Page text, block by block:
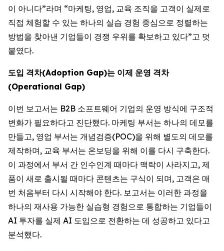
이 아니다”라며 “마케팅, 영업, 교육 조직을 고객이 실제로
직접 체험할 수 있는 하나의 실습 경험 중심으로 정렬하는
방법을 찾아낸 기업들이 경쟁 우위를 확보하고 있다”고 덧
붙였다.
도입 격차(Adoption Gap)는 이제 운영 격차
(Operational Gap)
이번 보고서는 B2B 소프트웨어 기업의 운영 방식에 구조적
변화가 필요하다고 진단했다. 마케팅 부서는 하나의 데모를
만들고, 영업 부서는 개념검증(POC)을 위해 별도의 데모를
제작하며, 교육 부서는 온보딩을 위해 이를 다시 구축한다.
이 과정에서 부서 간 인수인계 때마다 맥락이 사라지고, 제
품이 새로 출시될 때마다 콘텐츠는 구식이 되며, 고객은 매
번 처음부터 다시 시작해야 한다. 보고서는 이러한 과정을
하나의 재사용 가능한 실습형 경험으로 통합하는 기업들이
AI 투자를 실제 AI 도입으로 전환하는 데 성공하고 있다고
분석했다.